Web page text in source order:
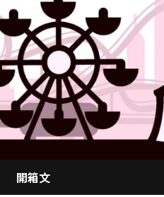
開箱文